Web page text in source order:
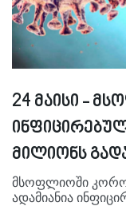
24 მაისი -
მილიონს
მსოფლიოში
ადამიანია